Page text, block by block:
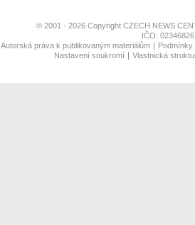
© 2001 - 2026 Copyright CZECH NEWS
IČO:
Autorská práva k publikovaným materiálům
Nastavení soukromí
Vlastnická